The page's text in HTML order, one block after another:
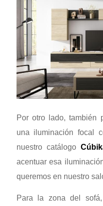
Por otro lado, también
una iluminación focal
nuestro catálogo
acentuar esa
queremos en nuestro
Para la zona del